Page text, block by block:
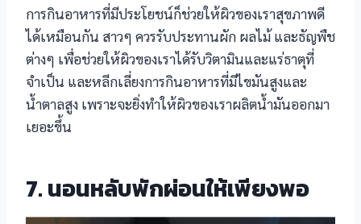
การกินอาหารที่มีประโยชน์ก็ช่วยให้ผิวของเราสุขภาพดี
ได้เหมือนกัน สาวๆ ควรรับประทานผัก ผลไม้ และธัญพืช
ต่างๆ เพื่อช่วยให้ผิวของเราได้รับวิตามินและแร่ธาตุที่
จำเป็น และหลีกเลี่ยงการกินอาหารที่มีไขมันสูงและ
น้ำตาลสูง เพราะจะยิ่งทำให้ผิวของเราผลิตน้ำมันออกมา
เยอะขึ้น
7. นอนหลับพักผ่อนให้เพียงพอ